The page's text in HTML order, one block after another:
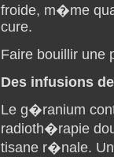
froide, m�me
cure.
Faire bouillir une
Des infusions
Le g�ranium
radioth�rapie
tisane r�nale.